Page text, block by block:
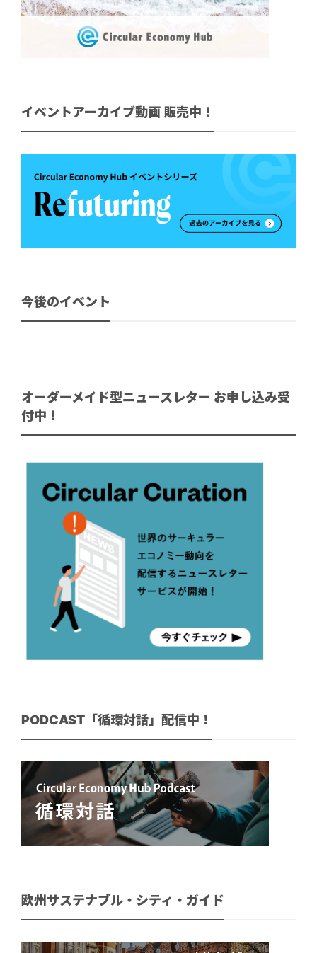
イベントアーカイブ動画 販売中！
今後のイベント
オーダーメイド型ニュースレター お申し込み受
付中！
PODCAST「循環対話」配信中！
欧州サステナブル・シティ・ガイド